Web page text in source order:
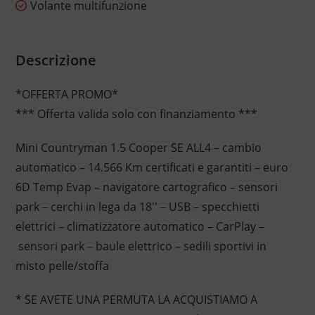
Volante multifunzione
Descrizione
*OFFERTA PROMO*
*** Offerta valida solo con finanziamento ***
Mini Countryman 1.5 Cooper SE ALL4 – cambio
automatico – 14.566 Km certificati e garantiti – euro
6D Temp Evap – navigatore cartografico – sensori
park – cerchi in lega da 18'' – USB – specchietti
elettrici – climatizzatore automatico – CarPlay –
sensori park – baule elettrico – sedili sportivi in
misto pelle/stoffa
* SE AVETE UNA PERMUTA LA ACQUISTIAMO A